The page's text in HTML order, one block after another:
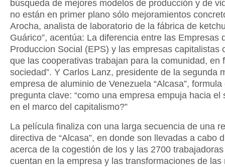
búsqueda de mejores modelos de producción y de
no están en primer plano sólo mejoramientos
Arocha, analista de laboratorio de la fábrica de
Guárico”, acentúa: La diferencia entre las Empresas
Produccion Social (EPS) y las empresas capitalistas
que las cooperativas trabajan para la comunidad, en
sociedad”. Y Carlos Lanz, presidente de la segunda
empresa de aluminio de Venezuela “Alcasa”, formula
pregunta clave: “como una empresa empuja hacia el
en el marco del capitalismo?”
La película finaliza con una larga secuencia de una
directiva de “Alcasa”, en donde son llevadas a cabo
acerca de la cogestión de los y las 2700
cuentan en la empresa y las transformaciones de las